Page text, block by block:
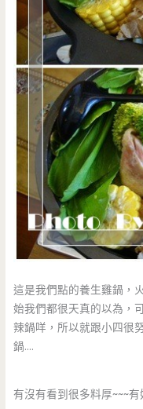
這是我們點的養生雞鍋，
始我們都很天真的以為，
辣鍋咩，所以就跟小四很
鍋….
有沒有看到很多料厚~~~